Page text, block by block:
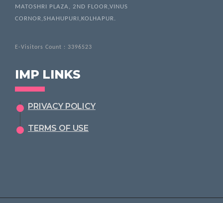
MATOSHRI PLAZA, 2ND FLOOR,VINUS
CORNOR,SHAHUPURI,KOLHAPUR.
E-Visitors Count : 3396523
IMP LINKS
PRIVACY POLICY
TERMS OF USE